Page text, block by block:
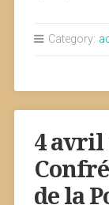
Category:
4 avril
de la